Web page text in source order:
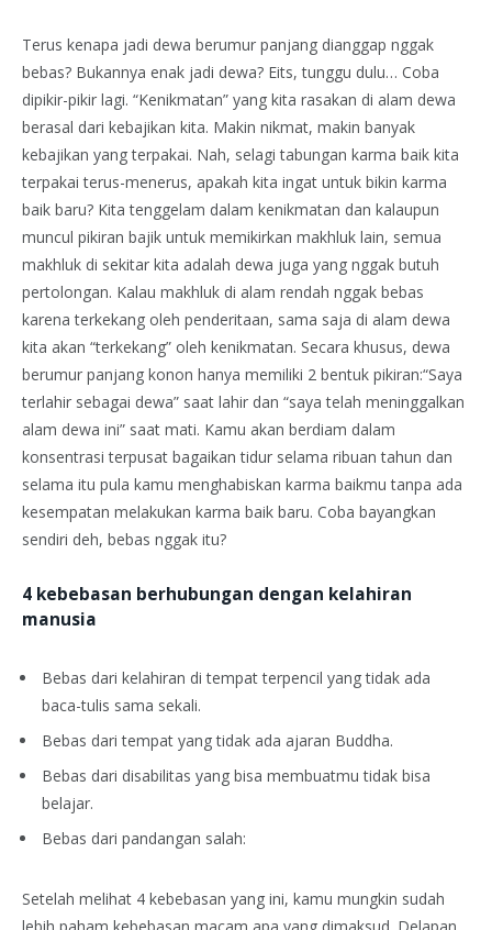
Terus kenapa jadi dewa berumur panjang dianggap nggak
bebas? Bukannya enak jadi dewa? Eits, tunggu dulu… Coba
dipikir-pikir lagi. “Kenikmatan” yang kita rasakan di alam dewa
berasal dari kebajikan kita. Makin nikmat, makin banyak
kebajikan yang terpakai. Nah, selagi tabungan karma baik kita
terpakai terus-menerus, apakah kita ingat untuk bikin karma
baik baru? Kita tenggelam dalam kenikmatan dan kalaupun
muncul pikiran bajik untuk memikirkan makhluk lain, semua
makhluk di sekitar kita adalah dewa juga yang nggak butuh
pertolongan. Kalau makhluk di alam rendah nggak bebas
karena terkekang oleh penderitaan, sama saja di alam dewa
kita akan “terkekang” oleh kenikmatan. Secara khusus, dewa
berumur panjang konon hanya memiliki 2 bentuk pikiran:“Saya
terlahir sebagai dewa” saat lahir dan “saya telah meninggalkan
alam dewa ini” saat mati. Kamu akan berdiam dalam
konsentrasi terpusat bagaikan tidur selama ribuan tahun dan
selama itu pula kamu menghabiskan karma baikmu tanpa ada
kesempatan melakukan karma baik baru. Coba bayangkan
sendiri deh, bebas nggak itu?
4 kebebasan berhubungan dengan kelahiran
manusia
Bebas dari kelahiran di tempat terpencil yang tidak ada
baca-tulis sama sekali.
Bebas dari tempat yang tidak ada ajaran Buddha.
Bebas dari disabilitas yang bisa membuatmu tidak bisa
belajar.
Bebas dari pandangan salah:
Setelah melihat 4 kebebasan yang ini, kamu mungkin sudah